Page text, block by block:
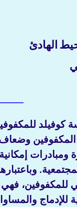
الهادئ
المكفوفين
ومبادرات
للمكفوفين،
للإدماج